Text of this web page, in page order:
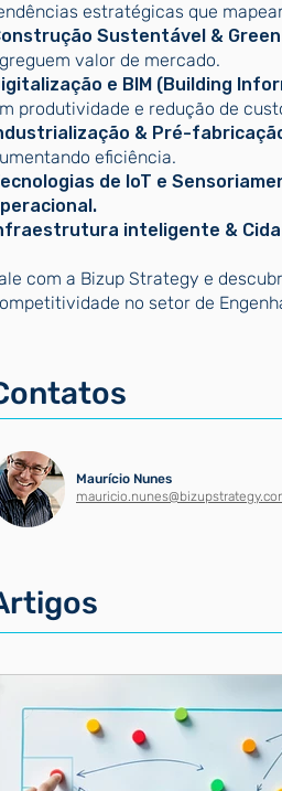
estratégicas que
Sustentável &
valor de mercado.
e BIM (Building
produtividade e redução de
& Pré-
eficiência.
de IoT e
inteligente &
com a Bizup Strategy e
no setor de
Maurício Nunes